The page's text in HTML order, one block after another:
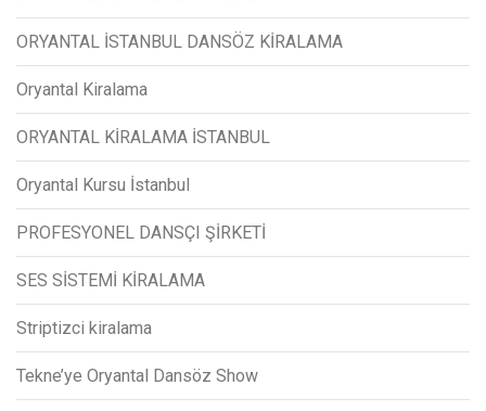
ORYANTAL İSTANBUL DANSÖZ KİRALAMA
Oryantal Kiralama
ORYANTAL KİRALAMA İSTANBUL
Oryantal Kursu İstanbul
PROFESYONEL DANSÇI ŞİRKETİ
SES SİSTEMİ KİRALAMA
Striptizci kiralama
Tekne’ye Oryantal Dansöz Show